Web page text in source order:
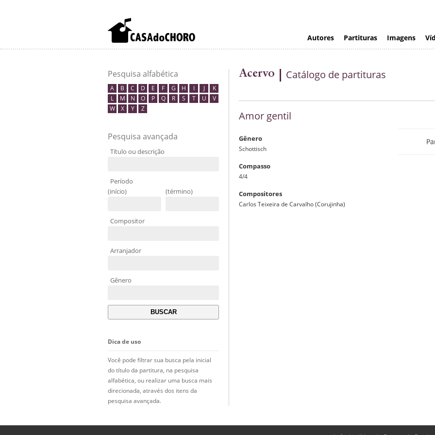
Autores Partituras Imagens
Pesquisa alfabética
A B C D E F G H I J
K
L
M N O P Q R S T U
V
W
X Y Z
Pesquisa avançada
Título ou descrição
Período
(início)
(término)
Compositor
Arranjador
Gênero
Dica de uso
Você pode filtrar sua busca pela inicial
do título da partitura, na pesquisa
alfabética, ou realizar uma busca mais
direcionada, através dos itens da
pesquisa avançada.
Acervo Catálogo de partituras
Amor gentil
Gênero
Schottisch
Compasso
4/4
Compositores
Carlos Teixeira de Carvalho (Corujinha)